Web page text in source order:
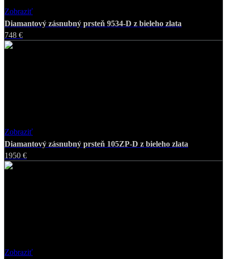
Zobraziť
Diamantový zásnubný prsteň 9534-D z bieleho zlata
748 €
Zobraziť
Diamantový zásnubný prsteň 105ZP-D z bieleho zlata
1950 €
Zobraziť